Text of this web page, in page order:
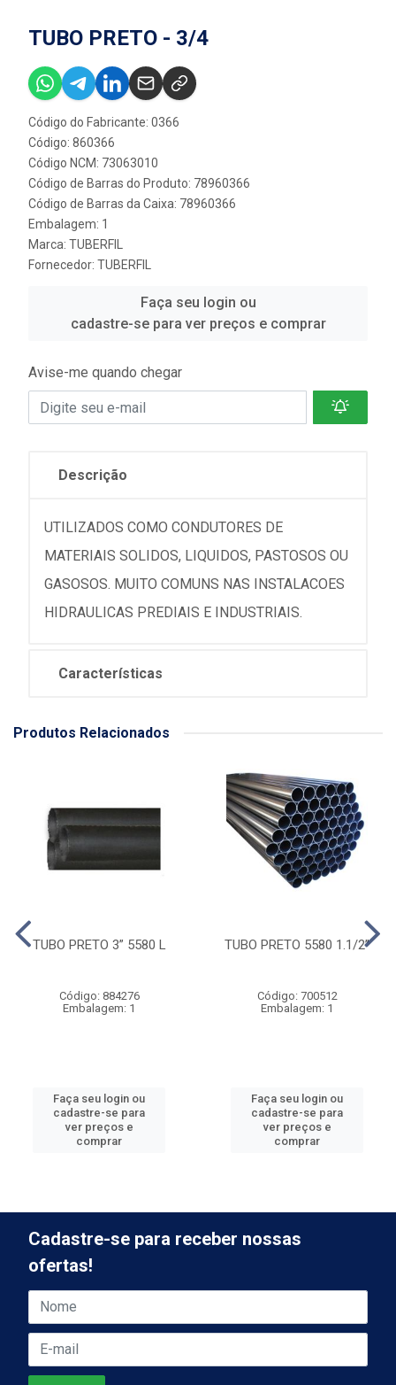
TUBO PRETO - 3/4
Código do Fabricante: 0366
Código: 860366
Código NCM: 73063010
Código de Barras do Produto: 78960366
Código de Barras da Caixa: 78960366
Embalagem: 1
Marca: TUBERFIL
Fornecedor: TUBERFIL
Faça seu login ou
cadastre-se para ver preços e comprar
Avise-me quando chegar
Descrição
UTILIZADOS COMO CONDUTORES DE
MATERIAIS SOLIDOS, LIQUIDOS, PASTOSOS OU
GASOSOS. MUITO COMUNS NAS INSTALACOES
HIDRAULICAS PREDIAIS E INDUSTRIAIS.
Características
Produtos Relacionados
TUBO PRETO 3” 5580 L
Código: 884276
Embalagem: 1
Faça seu login ou
cadastre-se para
ver preços e
comprar
TUBO PRETO 5580 1.1/2”
Código: 700512
Embalagem: 1
Faça seu login ou
cadastre-se para
ver preços e
comprar
Cadastre-se para receber nossas
ofertas!